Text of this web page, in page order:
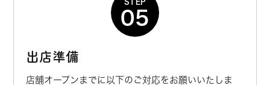
05
出店準備
店舗オープンまでに以下のご対応をお願いいたしま